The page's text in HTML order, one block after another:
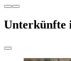
Unterkünfte